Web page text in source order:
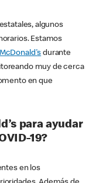
algunos
Estamos
durante
muy de cerca
en que
para ayudar
19?
en los